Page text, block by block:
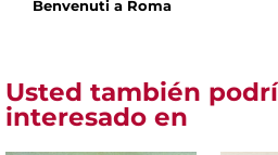
Benvenuti a Roma
Usted también
interesado en